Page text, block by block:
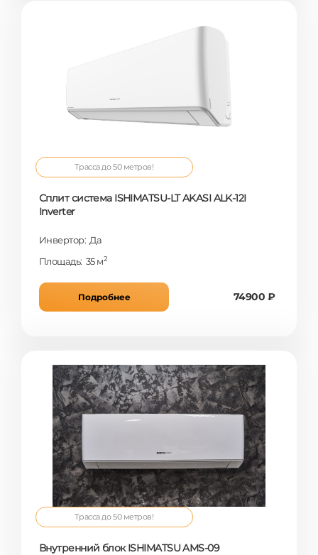
Трасса до 50 метров!
Сплит система ISHIMATSU-LT AKASI ALK-12I
Inverter
Инвертор: Да
Площадь: 35 м2
Подробнее 74900 ₽
Трасса до 50 метров!
Внутренний блок ISHIMATSU AMS-09